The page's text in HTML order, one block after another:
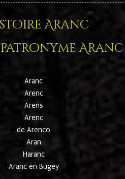
Aranc
patronyme
Aranc
Arenc
Arens
Arenc
de Arenco
Aran
Haranc
Aranc en Bugey